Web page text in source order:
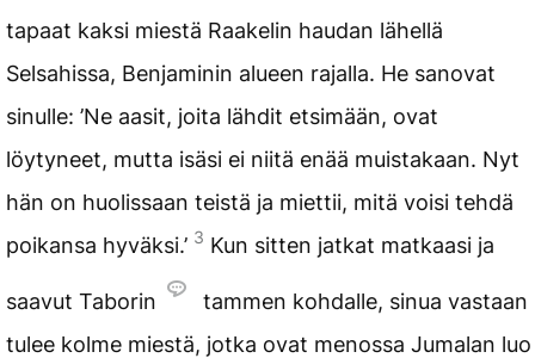
tapaat kaksi miestä Raakelin haudan lähellä
Selsahissa, Benjaminin alueen rajalla. He sanovat
sinulle: ’Ne aasit, joita lähdit etsimään, ovat
löytyneet, mutta isäsi ei niitä enää muistakaan. Nyt
hän on huolissaan teistä ja miettii, mitä voisi tehdä
poikansa hyväksi.’ 3 Kun sitten jatkat matkaasi ja
saavut Taborin
tammen kohdalle, sinua vastaan
tulee kolme miestä, jotka ovat menossa Jumalan luo